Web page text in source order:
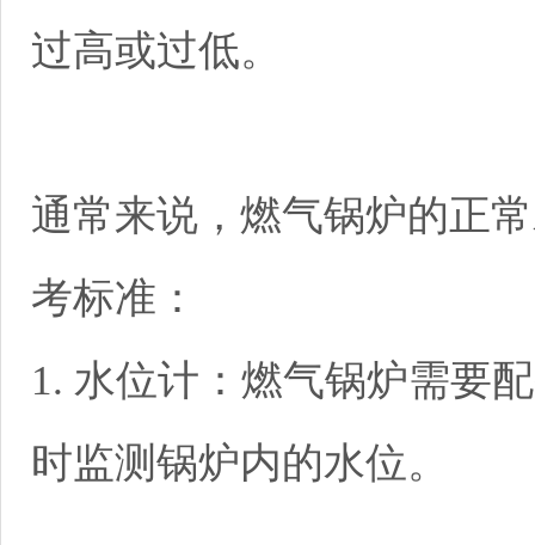
过高或过低。
通常来说，燃气锅炉的正
考标准：
1. 水位计：燃气锅炉需要
时监测锅炉内的水位。